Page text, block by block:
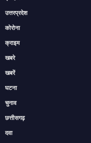
उत्तरप्रदेश
कोरोना
क्राइम
खबरे
खबरें
घटना
चुनाव
छत्तीसगढ़
दवा